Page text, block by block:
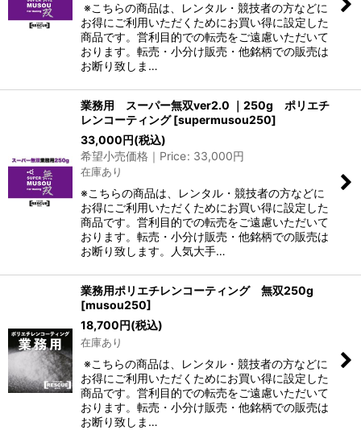
※こちらの商品は、レンタル・競技者の方などに
お得にご利用いただくためにお買い得に設定した
商品です。営利目的での転売をご遠慮いただいて
おります。転売・小分け販売・他銘柄での販売は
お断り致しま…
業務用 スーパー無双ver2.0 ｜250g ポリエチ
レンコーティング [supermusou250]
33,000円(税込)
希望小売価格｜Price: 33,000円
在庫あり
※こちらの商品は、レンタル・競技者の方などに
お得にご利用いただくためにお買い得に設定した
商品です。営利目的での転売をご遠慮いただいて
おります。転売・小分け販売・他銘柄での販売は
お断り致します。人気大手…
業務用ポリエチレンコーティング 無双250g
[musou250]
18,700円(税込)
在庫あり
※こちらの商品は、レンタル・競技者の方などに
お得にご利用いただくためにお買い得に設定した
商品です。営利目的での転売をご遠慮いただいて
おります。転売・小分け販売・他銘柄での販売は
お断り致しま…